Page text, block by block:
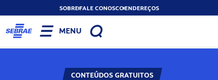
SOBREFALE CONOSCOENDEREÇOS
MENU
CONTEÚDOS GRATUITOS